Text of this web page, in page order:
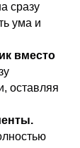
сразу
ума и
вместо
оставляя